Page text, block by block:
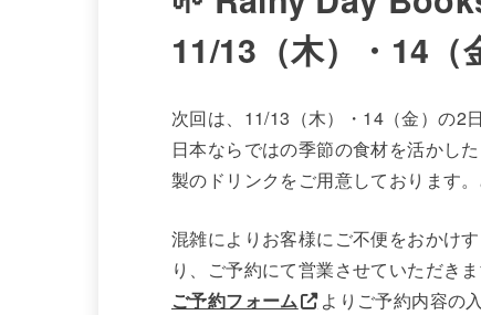
11/13（木）・14（
次回は、11/13（木）・14（金）の2
日本ならではの季節の食材を活かし
製のドリンクをご用意しております
混雑によりお客様にご不便をおかけ
り、ご予約にて営業させていただきま
ご予約フォーム
よりご予約内容の